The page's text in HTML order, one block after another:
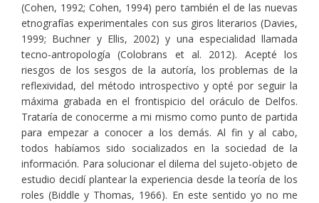
(Cohen, 1992; Cohen, 1994) pero también el de las nuevas
etnografías experimentales con sus giros literarios (Davies,
1999; Buchner y Ellis, 2002) y una especialidad llamada
tecno-antropología (Colobrans et al. 2012). Acepté los
riesgos de los sesgos de la autoría, los problemas de la
reflexividad, del método introspectivo y opté por seguir la
máxima grabada en el frontispicio del oráculo de Delfos.
Trataría de conocerme a mi mismo como punto de partida
para empezar a conocer a los demás. Al fin y al cabo,
todos habíamos sido socializados en la sociedad de la
información. Para solucionar el dilema del sujeto-objeto de
estudio decidí plantear la experiencia desde la teoría de los
roles (Biddle y Thomas, 1966). En este sentido yo no me